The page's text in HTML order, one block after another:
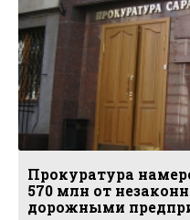
Прокуратура
570 млн от
дорожными